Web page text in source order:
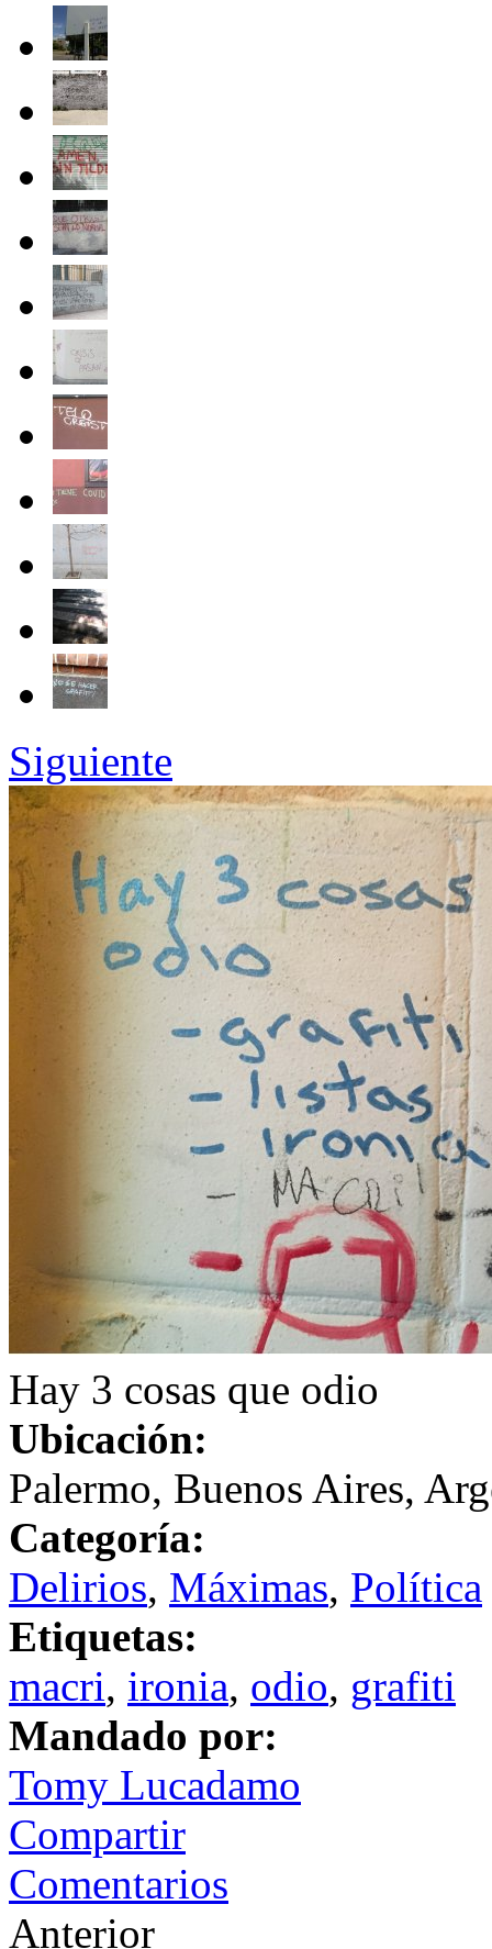
Siguiente
Hay 3 cosas que odio
Ubicación:
Palermo, Buenos Aires,
Categoría:
Delirios, Máximas, Política
Etiquetas:
macri, ironia, odio, grafiti
Mandado por:
Tomy Lucadamo
Compartir
Comentarios
Anterior